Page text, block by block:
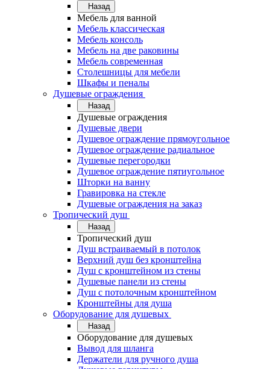
Назад
Мебель для ванной
Мебель классическая
Мебель консоль
Мебель на две раковины
Мебель современная
Столешницы для мебели
Шкафы и пеналы
Душевые ограждения
Назад
Душевые ограждения
Душевые двери
Душевое ограждение прямоугольное
Душевое ограждение радиальное
Душевые перегородки
Душевое ограждение пятиугольное
Шторки на ванну
Гравировка на стекле
Душевые ограждения на заказ
Тропический душ
Назад
Тропический душ
Душ встраиваемый в потолок
Верхний душ без кронштейна
Душ с кронштейном из стены
Душевые панели из стены
Душ с потолочным кронштейном
Кронштейны для душа
Оборудование для душевых
Назад
Оборудование для душевых
Вывод для шланга
Держатели для ручного душа